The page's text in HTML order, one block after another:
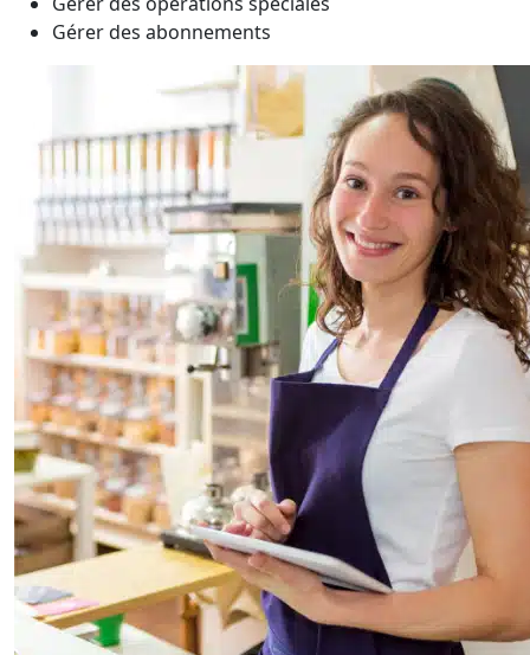
Gérer des abonnements